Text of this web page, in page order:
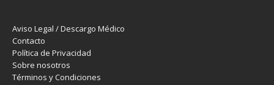
Aviso Legal / Descargo Médico
Contacto
Política de Privacidad
Sobre nosotros
Términos y Condiciones